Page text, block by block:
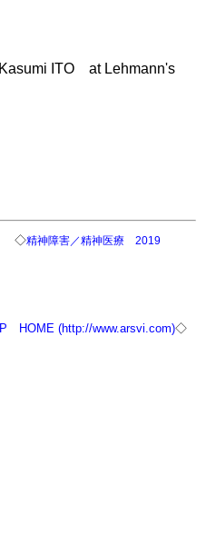
ITO at Lehmann's
◇精神障害／精神医療 2019
HOME (http://www.arsvi.com)◇